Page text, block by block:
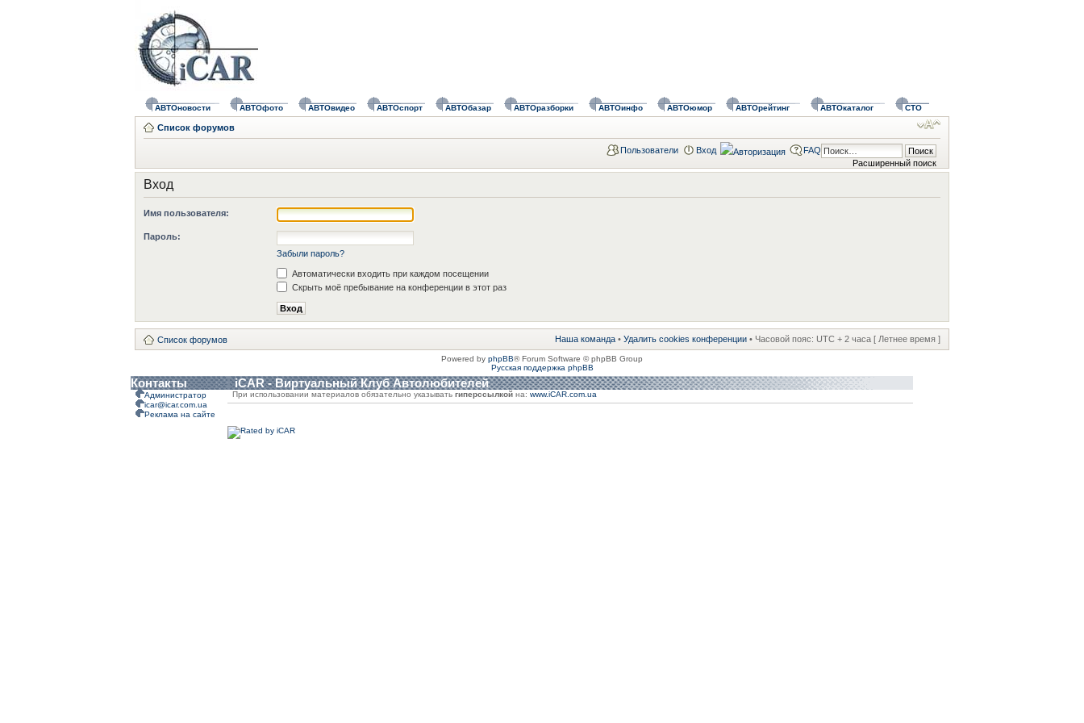
АВТОновости АВТОфото АВТОвидео АВТОспорт АВТОбазар АВТОразборки АВТОинфо АВТОюмор АВТОрейтинг АВТОкаталог СТО
Список форумов
Расширенный поиск
Пользователи Вход FAQ
Вход
Имя пользователя:
Пароль:
Забыли пароль?
Автоматически входить при каждом посещении
Скрыть моё пребывание на конференции в этот раз
Список форумов Наша команда • Удалить cookies конференции • Часовой пояс: UTC + 2 часа [ Летнее время ]
Powered by phpBB® Forum Software © phpBB Group
Русская поддержка phpBB
Контакты iCAR - Виртуальный Клуб Автолюбителей
Администратор
icar@icar.com.ua
Реклама на сайте
При использовании материалов обязательно указывать гиперссылкой на: www.iCAR.com.ua